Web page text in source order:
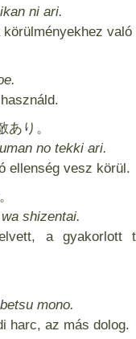
ni ari.
り。
no tekki ari.
ellenség vesz körül.
shizentai.
a gyakorlott
mono.
harc, az más dolog.